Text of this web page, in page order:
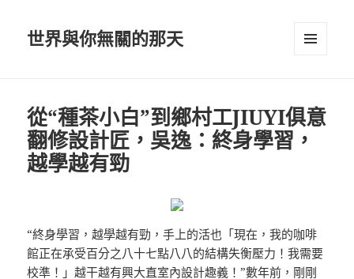
世界與你無關的那天
從“種茶小白”到鄉村工JIUYI俱意
翻修設計匠，吳逸：終身學習，
越學越有勁
“終身學習，越學越有勁，手上的活也「現在，我的咖啡
館正在承受百分之八十七點八八的結構失衡壓力！我需要
校準！」越干越有興大直室內設計趣義！”數年前，剛剛